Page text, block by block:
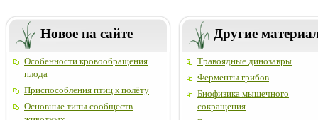
Новое на сайте
Особенности кровообращения
плода
Приспособления птиц к полёту
Основные типы сообществ
Другие
Травоядные динозавры
Ферменты грибов
Биофизика мышечного
сокращения